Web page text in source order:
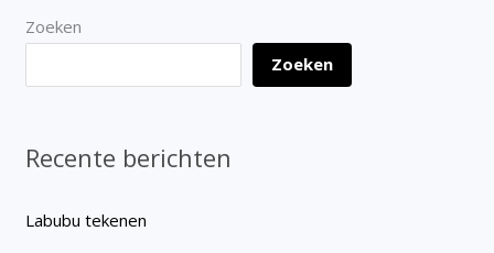
Zoeken
Zoeken
Recente berichten
Labubu tekenen